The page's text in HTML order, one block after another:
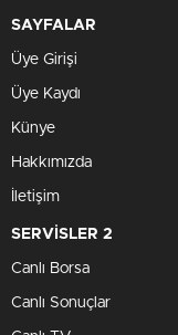
SAYFALAR
Üye Girişi
Üye Kaydı
Künye
Hakkımızda
İletişim
SERVİSLER 2
Canlı Borsa
Canlı Sonuçlar